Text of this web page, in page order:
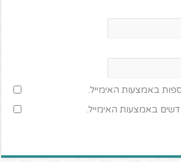
באמצעות האימייל.
באמצעות האימייל.